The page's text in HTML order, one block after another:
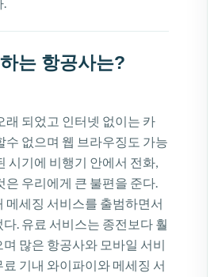
는 항공사는?
래 되었고 인터넷 없이는 카
수 없으며 웹 브라우징도 가능
시기에 비행기 안에서 전화,
은 우리에게 큰 불편을 준다.
메세징 서비스를 출범하면서
. 유료 서비스는 종전보다 훨
많은 항공사와 모바일 서비
기내 와이파이와 메세징 서